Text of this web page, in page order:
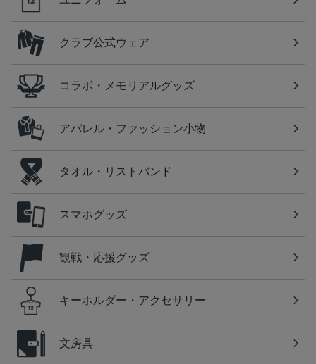
クラブ公式ウェア
コラボ・メモリアルグッズ
アパレル・ファッション小物
タオル・リストバンド
スマホグッズ
観戦・応援グッズ
キーホルダー・アクセサリー
文房具